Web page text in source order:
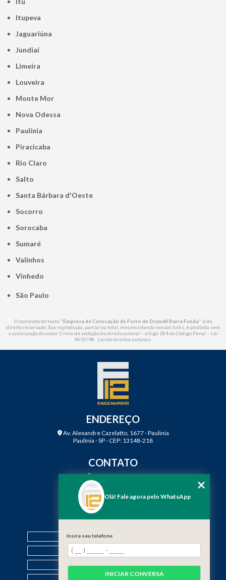
Itupeva
Jaguariúna
Jundiaí
Limeira
Louveira
Monte Mor
Nova Odessa
Paulínia
Piracicaba
Rio Claro
Salto
Santa Bárbara d'Oeste
Socorro
Sorocaba
Sumaré
Valinhos
Vinhedo
São Paulo
O conteúdo do texto "Empresa de Colocação de Forro de Drywall Barra Funda" é de
direito reservado. Sua reprodução, parcial ou total, mesmo citando nossos links, é proibida sem
a autorização do autor. Crime de violação de direito autoral – artigo 184 do Código Penal – Lei
9610/98 - Lei de direitos autorais.
ENDEREÇO
Av. Alexandre Cazelatto, 1677 - Paulinia
Paulínia - SP - CEP: 13148-218
CONTATO
(19) 3888-2923
(19) 99968-7979
contato@f12engenharia.com.br
MENU
HOME
QUEM SOMOS
SERVIÇOS
Olá! Fale agora pelo WhatsApp
Insira seu telefone
INICIAR CONVERSA